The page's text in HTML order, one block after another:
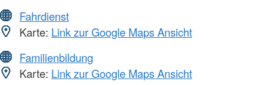
Fahrdienst
Karte: Link zur Google Maps Ansicht
Familienbildung
Karte: Link zur Google Maps Ansicht